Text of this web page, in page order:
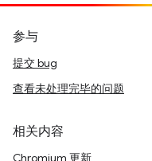
参与
提交 bug
查看未处理完毕的问题
相关内容
Chromium 更新